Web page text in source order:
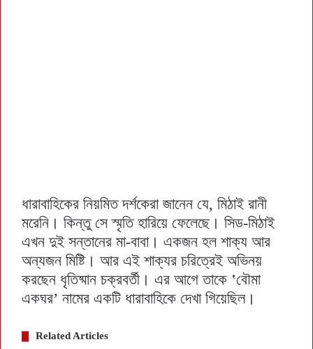
ধারাবাহিকের নিয়মিত দর্শকেরা জানেন যে, মিঠাই রানী
মরেনি। কিন্তু সে স্মৃতি হারিয়ে ফেলেছে। সিড-মিঠাই
এখন দুই সন্তানের মা-বাবা। একজন হল শাক্য আর
অন্যজন মিষ্টি। আর এই শাক্যর চরিত্রেই অভিনয়
করছেন ধৃতিষ্মান চক্রবর্তী। এর আগে তাকে ‛বৌমা
একঘর’ নামের একটি ধারাবাহিকে দেখা গিয়েছিল।
Related Articles